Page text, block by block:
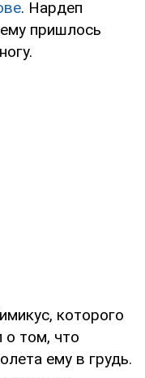
. Нардеп
пришлось
которого
о том, что
ему в грудь.